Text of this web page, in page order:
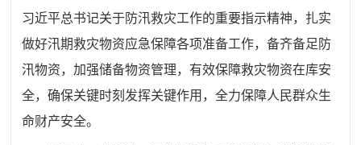
习近平总书记关于防汛救灾工作的重要指示精神，扎实
做好汛期救灾物资应急保障各项准备工作，备齐备足防
汛物资，加强储备物资管理，有效保障救灾物资在库安
全，确保关键时刻发挥关键作用，全力保障人民群众生
命财产安全。